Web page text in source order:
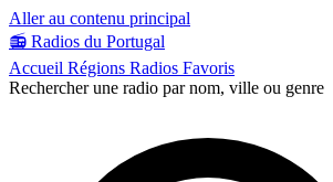
Aller au contenu principal
📻 Radios du Portugal
Accueil Régions Radios Favoris
Rechercher une radio par nom, ville ou genre